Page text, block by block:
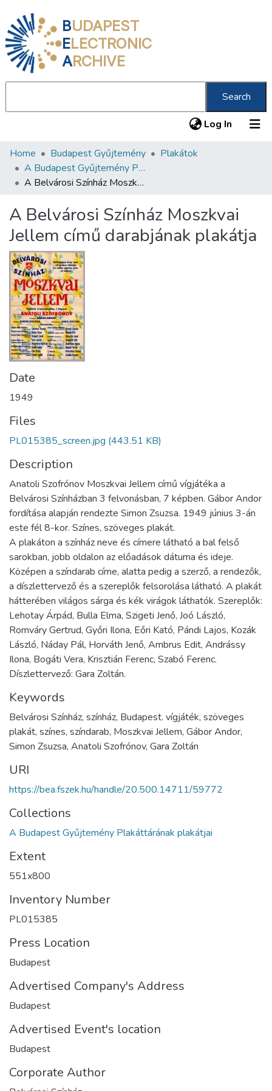
BUDAPEST
ELECTRONIC
ARCHIVE
Search
Log In (current)
Communities & Collections
All of DSpace
About us
Home Budapest Gyűjtemény
Plakátok
A Budapest Gyűjtemény Plakáttárának plakátjai
A Belvárosi Színház Moszkvai Jellem című darabjának plakátja
A Belvárosi Színház Moszkvai
Jellem című darabjának plakátja
Date
1949
Files
PL015385_screen.jpg (443.51 KB)
Description
Anatoli Szofrónov Moszkvai Jellem című vígjátéka a
Belvárosi Színházban 3 felvonásban, 7 képben. Gábor Andor
fordítása alapján rendezte Simon Zsuzsa. 1949 június 3-án
este fél 8-kor. Színes, szöveges plakát.
A plakáton a színház neve és címere látható a bal felső
sarokban, jobb oldalon az előadások dátuma és ideje.
Középen a színdarab címe, alatta pedig a szerző, a rendezők,
a díszlettervező és a szereplők felsorolása látható. A plakát
hátterében világos sárga és kék virágok láthatók. Szereplők:
Lehotay Árpád, Bulla Elma, Szigeti Jenő, Joó László,
Romváry Gertrud, Győri Ilona, Eőri Kató, Pándi Lajos, Kozák
László, Náday Pál, Horváth Jenő, Ambrus Edit, Andrássy
Ilona, Bogáti Vera, Krisztián Ferenc, Szabó Ferenc.
Díszlettervező: Gara Zoltán.
Keywords
Belvárosi Színház, színház, Budapest. vígjáték, szöveges
plakát, színes, színdarab, Moszkvai Jellem, Gábor Andor,
Simon Zsuzsa, Anatoli Szofrónov, Gara Zoltán
URI
https://bea.fszek.hu/handle/20.500.14711/59772
Collections
A Budapest Gyűjtemény Plakáttárának plakátjai
Extent
551x800
Inventory Number
PL015385
Press Location
Budapest
Advertised Company's Address
Budapest
Advertised Event's location
Budapest
Corporate Author